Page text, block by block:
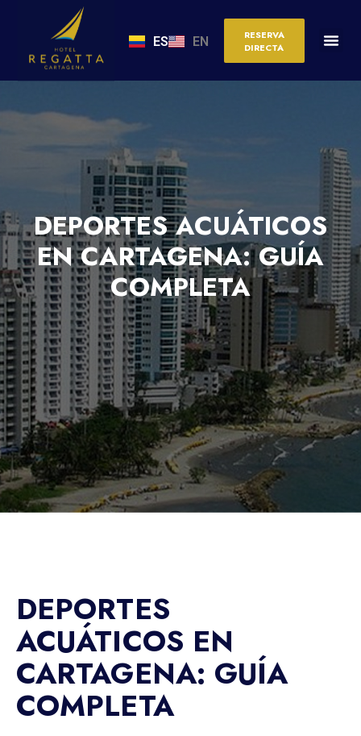
ES EN
RESERVA
DIRECTA
DEPORTES ACUÁTICOS
EN CARTAGENA: GUÍA
COMPLETA
DEPORTES
ACUÁTICOS EN
CARTAGENA: GUÍA
COMPLETA